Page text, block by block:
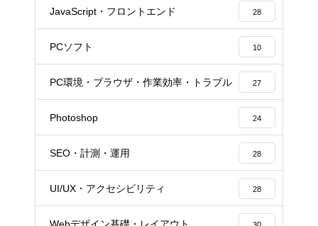
JavaScript・フロントエンド 28
PCソフト 10
PC環境・ブラウザ・作業効率・トラブル 27
Photoshop 24
SEO・計測・運用 28
UI/UX・アクセシビリティ 28